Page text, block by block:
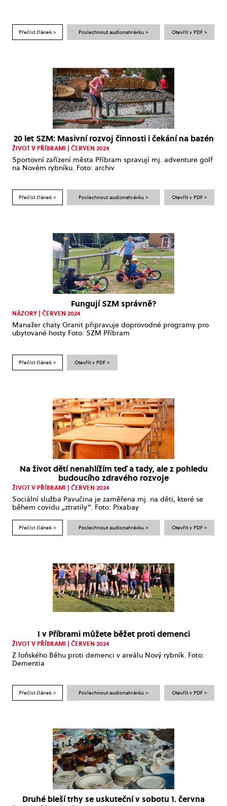
Přečíst článek > Poslechnout audionahrávku > Otevřít v PDF >
20 let SZM: Masivní rozvoj činnosti i čekání na bazén
ŽIVOT V PŘÍBRAMI | ČERVEN 2024
Sportovní zařízení města Příbram spravují mj. adventure golf
na Novém rybníku. Foto: archiv
Přečíst článek > Poslechnout audionahrávku > Otevřít v PDF >
Fungují SZM správně?
NÁZORY | ČERVEN 2024
Manažer chaty Granit připravuje doprovodné programy pro
ubytované hosty Foto: SZM Příbram
Přečíst článek > Otevřít v PDF >
Na život dětí nenahlížím teď a tady, ale z pohledu
budoucího zdravého rozvoje
ŽIVOT V PŘÍBRAMI | ČERVEN 2024
Sociální služba Pavučina je zaměřena mj. na děti, které se
během covidu „ztratily“. Foto: Pixabay
Přečíst článek > Poslechnout audionahrávku > Otevřít v PDF >
I v Příbrami můžete běžet proti demenci
ŽIVOT V PŘÍBRAMI | ČERVEN 2024
Z loňského Běhu proti demenci v areálu Nový rybník. Foto:
Dementia
Přečíst článek > Poslechnout audionahrávku > Otevřít v PDF >
Druhé bleší trhy se uskuteční v sobotu 1. června